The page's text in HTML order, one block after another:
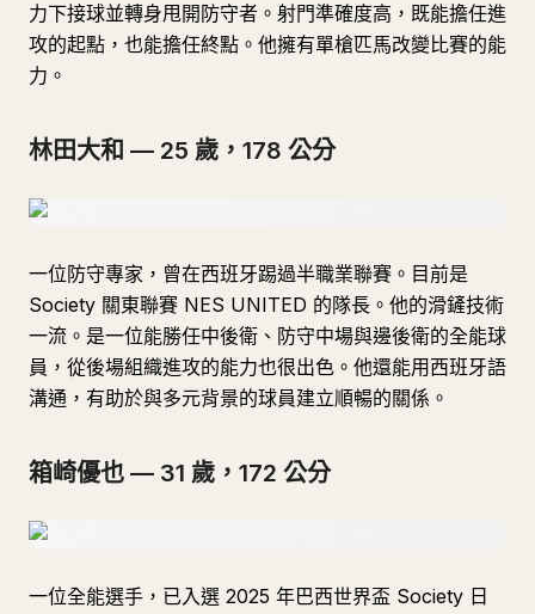
力下接球並轉身甩開防守者。射門準確度高，既能擔任進
攻的起點，也能擔任終點。他擁有單槍匹馬改變比賽的能
力。
林田大和 — 25 歲，178 公分
一位防守專家，曾在西班牙踢過半職業聯賽。目前是
Society 關東聯賽 NES UNITED 的隊長。他的滑鏟技術
一流。是一位能勝任中後衛、防守中場與邊後衛的全能球
員，從後場組織進攻的能力也很出色。他還能用西班牙語
溝通，有助於與多元背景的球員建立順暢的關係。
箱崎優也 — 31 歲，172 公分
一位全能選手，已入選 2025 年巴西世界盃 Society 日